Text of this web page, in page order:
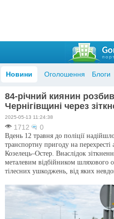
Новини Оголошення Блоги
84-річний киянин
Чернігівщині через
2025-05-13 11:24:38
1712 0
Вдень 12 травня до поліції
транспортну пригоду на перехресті
Козелець–Остер. Внаслідок
металевим відбійником шляхового
тілесних ушкоджень, від яких